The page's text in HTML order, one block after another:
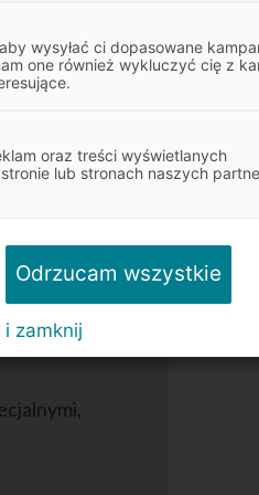
swoich
małych
wysyłać ci dopasowane
one również wykluczyć cię z
oraz treści wyświetlanych
lub stronach naszych
Odrzucam wszystkie
i zamknij